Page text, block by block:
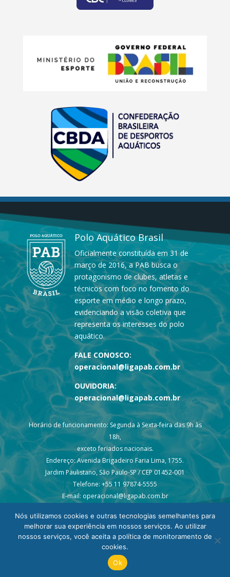
Polo Aquático Brasil
Oficialmente constituída em 31 de
março de 2016, a PAB busca o
protagonismo de clubes, atletas e
técnicos com foco no fomento do
esporte em médio e longo prazo,
evidenciando a visão coletiva que
representa os interesses do polo
aquático.
FALE CONOSCO:
operacional@ligapab.com.br
OUVIDORIA:
operacional@ligapab.com.br
Horário de funcionamento: Segunda à Sexta-feira das 9h às
18h,
exceto feriados nacionais.
Endereço: Avenida Brigadeiro Faria Lima, 1755.
Jardim Paulistano, São Paulo-SP / CEP 01452-001
Telefone: +55 11 97874-5555
E-mail: operacional@ligapab.com.br
© 2024 todos os direitos reservados – Liga PAB
Desenvolvimento: p45m0
Nós utilizamos cookies e outras tecnologias semelhantes para
melhorar sua experiência em nossos serviços. Ao utilizar
nossos serviços, você aceita a política de monitoramento de
cookies.
Ok